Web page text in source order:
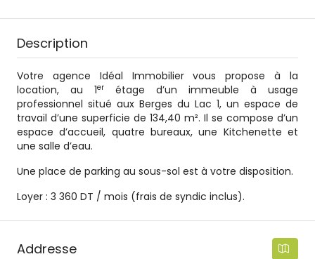
Description
Votre agence Idéal Immobilier vous propose à la
location, au 1er
étage d’un immeuble à usage
professionnel situé aux Berges du Lac 1, un espace de
travail d’une superficie de 134,40 m². Il se compose d’un
espace d’accueil, quatre bureaux, une Kitchenette et
une salle d’eau.
Une place de parking au sous-sol est à votre disposition.
Loyer : 3 360 DT / mois (frais de syndic inclus).
Addresse